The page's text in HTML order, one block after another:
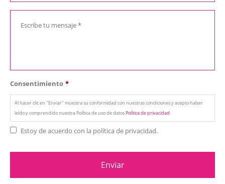
Consentimiento *
Al hacer clic en "Enviar" muestra su conformidad con nuestras condiciones y acepto haber
leído y comprendido nuestra Política de uso de datosPolítica de privacidad
Estoy de acuerdo con la política de privacidad.